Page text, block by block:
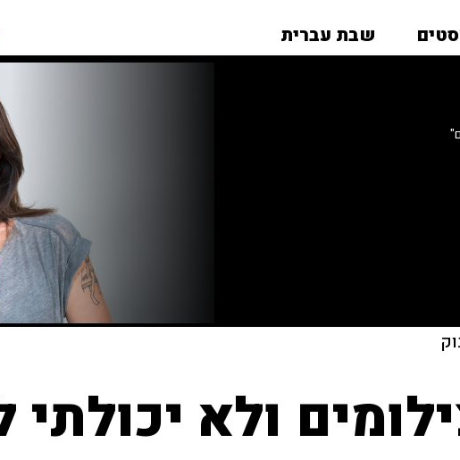
שבת עברית
ולא יכולתי